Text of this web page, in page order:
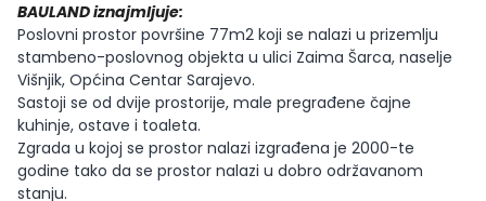
BAULAND iznajmljuje:
Poslovni prostor površine 77m2 koji se nalazi u prizemlju
stambeno-poslovnog objekta u ulici Zaima Šarca, naselje
Višnjik, Općina Centar Sarajevo.
Sastoji se od dvije prostorije, male pregrađene čajne
kuhinje, ostave i toaleta.
Zgrada u kojoj se prostor nalazi izgrađena je 2000-te
godine tako da se prostor nalazi u dobro održavanom
stanju.